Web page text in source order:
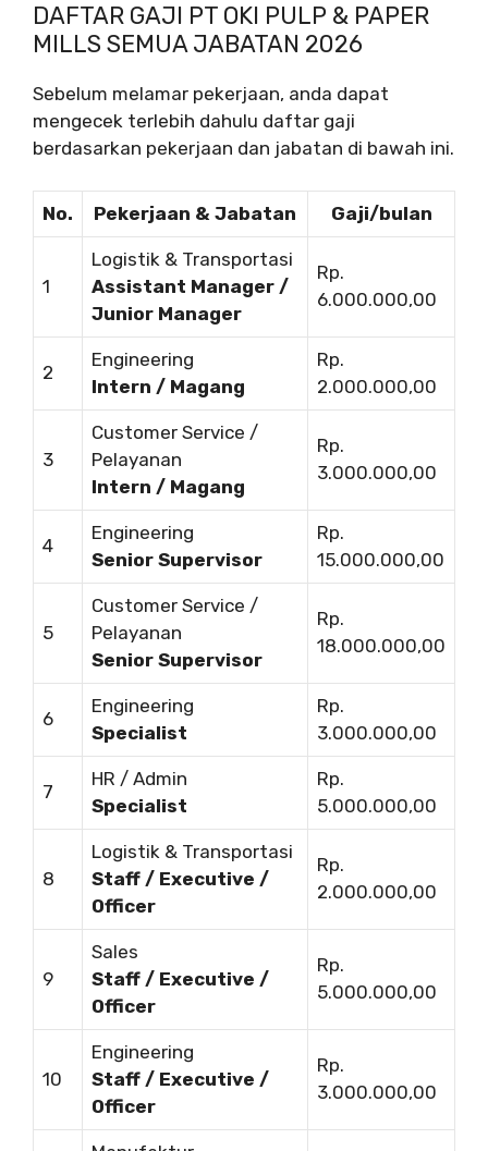
DAFTAR GAJI PT OKI PULP & PAPER
MILLS SEMUA JABATAN 2026
Sebelum melamar pekerjaan, anda dapat
mengecek terlebih dahulu daftar gaji
berdasarkan pekerjaan dan jabatan di bawah ini.
No. Pekerjaan & Jabatan Gaji/bulan
1
Logistik & Transportasi
Assistant Manager /
Junior Manager
Rp.
6.000.000,00
2
Engineering
Intern / Magang
Rp.
2.000.000,00
3
Customer Service /
Pelayanan
Intern / Magang
Rp.
3.000.000,00
4
Engineering
Senior Supervisor
Rp.
15.000.000,00
5
Customer Service /
Pelayanan
Senior Supervisor
Rp.
18.000.000,00
6
Engineering
Specialist
Rp.
3.000.000,00
7
HR / Admin
Specialist
Rp.
5.000.000,00
8
Logistik & Transportasi
Staff / Executive /
Officer
Rp.
2.000.000,00
9
Sales
Staff / Executive /
Officer
Rp.
5.000.000,00
10
Engineering
Staff / Executive /
Officer
Rp.
3.000.000,00